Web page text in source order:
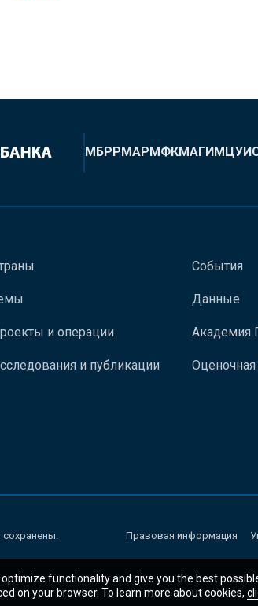
МБРРМАРМФКМАГИ
и операции
и публикации
События
Данные
Академия
Оценочная
сохранены. Правовая информация
functionality and give you the best
on your browser. To learn more about cookies,